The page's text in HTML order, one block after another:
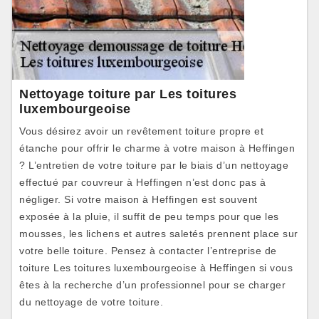
Nettoyage toiture par Les toitures
luxembourgeoise
Vous désirez avoir un revêtement toiture propre et
étanche pour offrir le charme à votre maison à Heffingen
? L’entretien de votre toiture par le biais d’un nettoyage
effectué par couvreur à Heffingen n’est donc pas à
négliger. Si votre maison à Heffingen est souvent
exposée à la pluie, il suffit de peu temps pour que les
mousses, les lichens et autres saletés prennent place sur
votre belle toiture. Pensez à contacter l’entreprise de
toiture Les toitures luxembourgeoise à Heffingen si vous
êtes à la recherche d’un professionnel pour se charger
du nettoyage de votre toiture.